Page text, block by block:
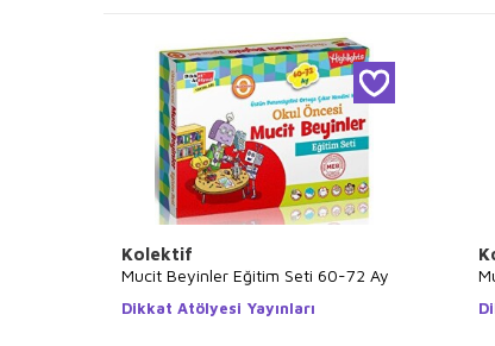
Kolektif
Mucit Beyinler Eğitim Seti 60-72 Ay
Dikkat Atölyesi Yayınları